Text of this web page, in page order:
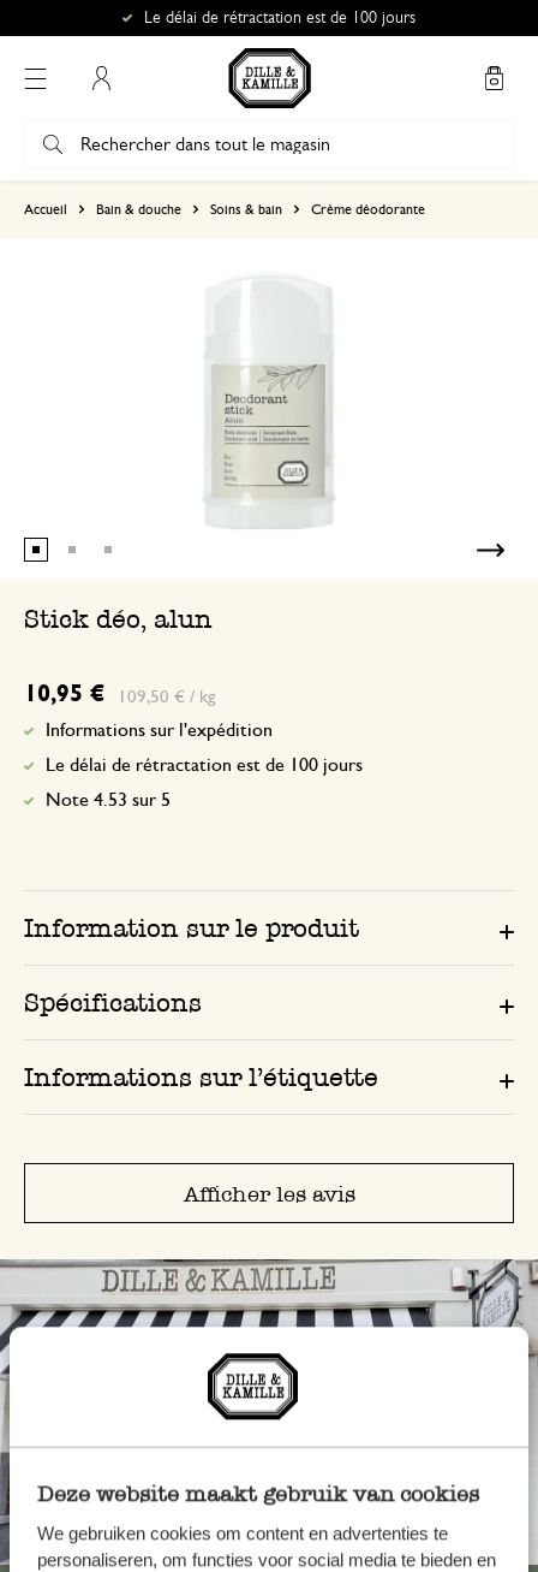
Deze website maakt gebruik van cookies
We gebruiken cookies om content en advertenties te
personaliseren, om functies voor social media te bieden en
Le délai de rétractation est de 100 jours
Accueil Bain & douche Soins & bain Crème déodorante
Stick déo, alun
10,95 € 109,50 € / kg
Informations sur l'expédition
Le délai de rétractation est de 100 jours
Note 4.53 sur 5
Information sur le produit
Spécifications
Informations sur l’étiquette
Afficher les avis
Toujours à proximité
21 décembre 2025